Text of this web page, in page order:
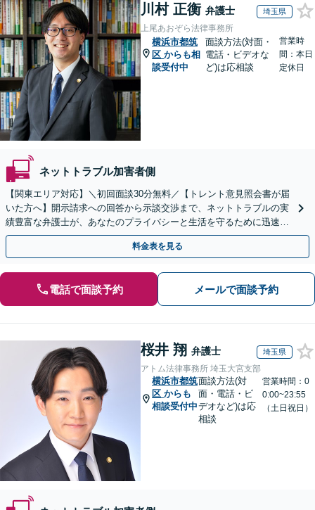
川村 正衡 弁護士 埼玉県
上尾あおぞら法律事務所
横浜市都筑
区 からも相
談受付中
面談方法(対面・
電話・ビデオな
ど)は応相談
営業時
間：本日
定休日
ネットトラブル加害者側
【関東エリア対応】＼初回面談30分無料／【トレント意見照会書が届
いた方へ】開示請求への回答から示談交渉まで、ネットトラブルの実
績豊富な弁護士が、あなたのプライバシーと生活を守るために迅速に
対応します【セミナー実績多数】【休日・夜間相談OK】
料金表を見る
電話で面談予約 メールで面談予約
桜井 翔 弁護士 埼玉県
アトム法律事務所 埼玉大宮支部
横浜市都筑
区 からも
相談受付中
面談方法(対
面・電話・ビ
デオなど)は応
相談
営業時間：0
0:00~23:55
（土日祝日）